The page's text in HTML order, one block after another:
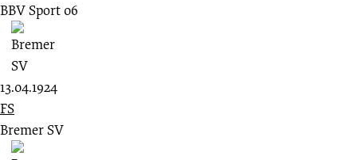
BBV Sport 06
13.04.1924
FS
Bremer SV